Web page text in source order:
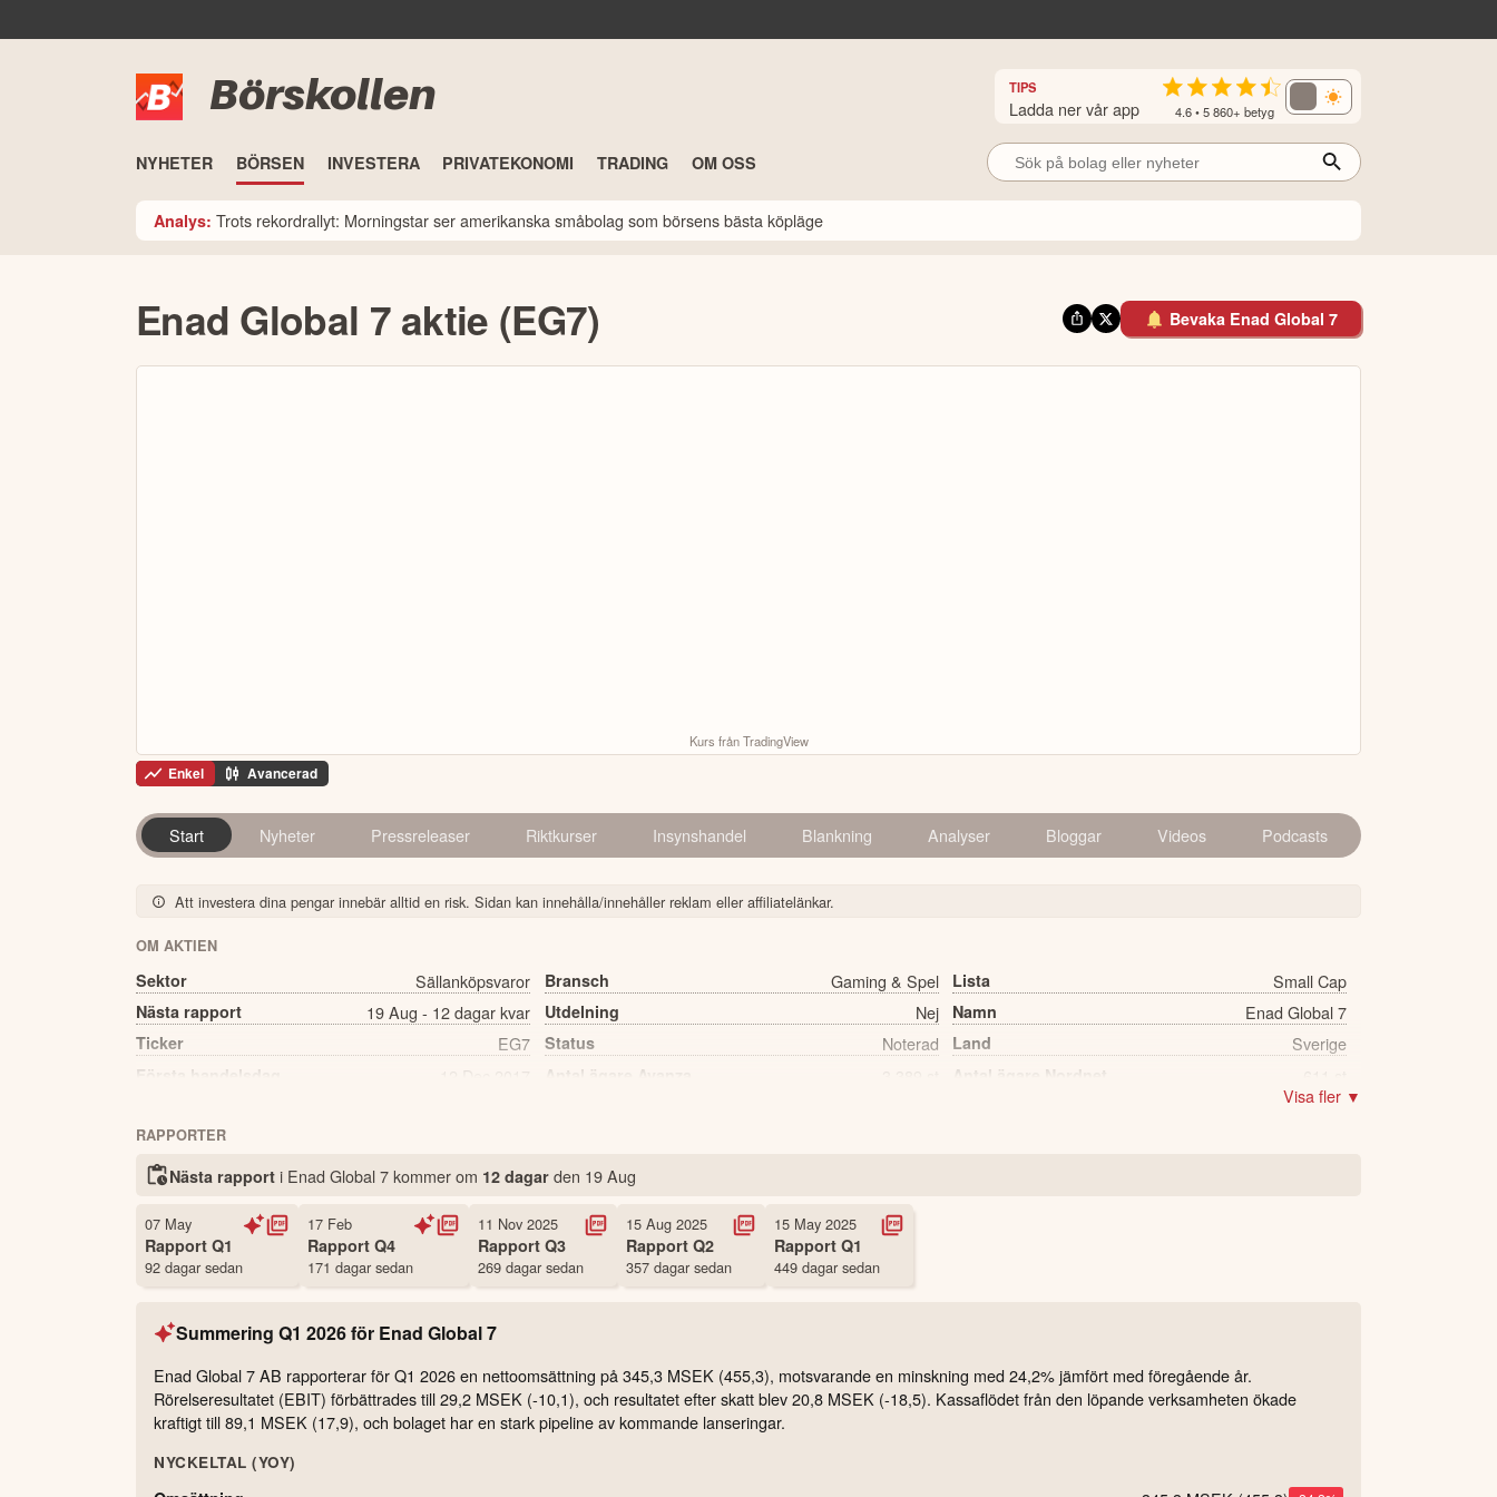
Börskollen TIPS
Ladda ner vår app 4.6 • 5 860+ betyg
NYHETER BÖRSEN INVESTERA PRIVATEKONOMI TRADING OM OSS
Analys: Trots rekordrallyt: Morningstar ser amerikanska småbolag som börsens bästa köpläge
Enad Global 7 aktie (EG7) Bevaka Enad Global 7
Kurs från TradingView
Enkel Avancerad
Start Nyheter Pressreleaser Riktkurser Insynshandel Blankning Analyser Bloggar Videos Podcasts
Att investera dina pengar innebär alltid en risk. Sidan kan innehålla/innehåller reklam eller affiliatelänkar.
OM AKTIEN
Sektor Sällanköpsvaror Bransch Gaming & Spel Lista Small Cap
Nästa rapport 19 Aug - 12 dagar kvar Utdelning Nej Namn Enad Global 7
Ticker EG7 Status Noterad Land Sverige
Första handelsdag 12 Dec 2017 Antal ägare Avanza Antal ägare Nordnet
Visa fler ▼
RAPPORTER
Nästa rapport i Enad Global 7 kommerom 12 dagar den 19 Aug
07 May
Rapport Q1
92 dagar sedan
17 Feb
Rapport Q4
171 dagar sedan
11 Nov 2025
Rapport Q3
269 dagar sedan
15 Aug 2025
Rapport Q2
357 dagar sedan
15 May 2025
Rapport Q1
449 dagar sedan
Summering Q1 2026för Enad Global 7
Enad Global 7 AB rapporterar för Q1 2026 en nettoomsättning på 345,3 MSEK (455,3), motsvarande en minskning med 24,2% jämfört med föregående år.
Rörelseresultatet (EBIT) förbättrades till 29,2 MSEK (-10,1), och resultatet efter skatt blev 20,8 MSEK (-18,5). Kassaflödet från den löpande verksamheten ökade
kraftigt till 89,1 MSEK (17,9), och bolaget har en stark pipeline av kommande lanseringar.
NYCKELTAL (YOY)